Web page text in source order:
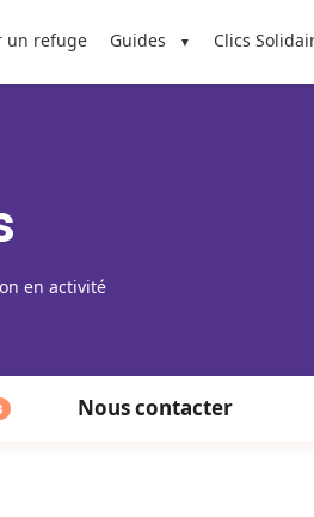
un refuge Guides Clics
en activité
Nous contacter